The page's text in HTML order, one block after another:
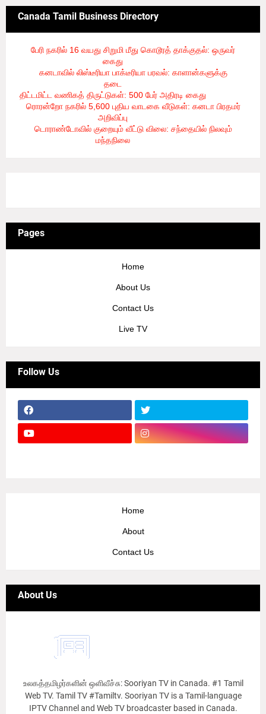
Canada Tamil Business Directory
பேரி நகரில் 16 வயது சிறுமி மீது கொடூரத் தாக்குதல்: ஒருவர்
கைது
கனடாவில் லிஸ்டீரியா பாக்டீரியா பரவல்: காளான்களுக்கு
தடை
திட்டமிட்ட வணிகத் திருட்டுகள்: 500 பேர் அதிரடி கைது
ரொரன்றோ நகரில் 5,600 புதிய வாடகை வீடுகள்: கனடா பிரதமர்
அறிவிப்பு
டொராண்டோவில் குறையும் வீட்டு விலை: சந்தையில் நிலவும்
மந்தநிலை- 8/6/2026
Pages
Home
About Us
Contact Us
Live TV
Follow Us
Home
About
Contact Us
About Us
உலகத்தமிழர்களின் ஒளிவீச்சு: Sooriyan TV in Canada. #1 Tamil
Web TV. Tamil TV #Tamiltv. Sooriyan TV is a Tamil-language
IPTV Channel and Web TV broadcaster based in Canada.